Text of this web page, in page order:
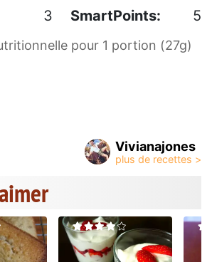
3 SmartPoints: 5
pour 1 portion (27g)
Vivianajones